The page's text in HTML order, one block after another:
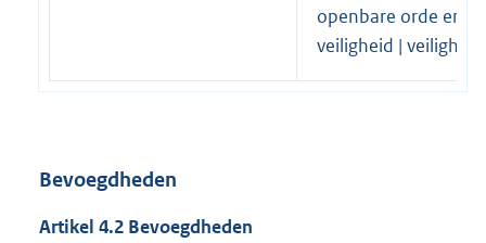
openbare orde en
veiligheid | veiligheid
Bevoegdheden
Artikel 4.2 Bevoegdheden